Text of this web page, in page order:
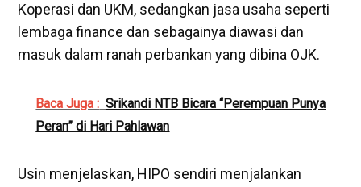
Koperasi dan UKM, sedangkan jasa usaha seperti
lembaga finance dan sebagainya diawasi dan
masuk dalam ranah perbankan yang dibina OJK.
Baca Juga : Srikandi NTB Bicara “Perempuan Punya
Peran” di Hari Pahlawan
Usin menjelaskan, HIPO sendiri menjalankan